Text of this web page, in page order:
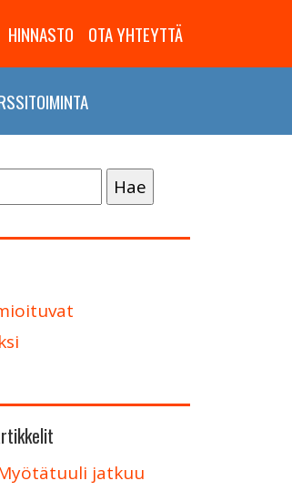
HINNASTO OTA YHTEYTTÄ
jatkuu